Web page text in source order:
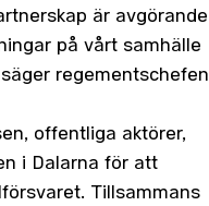
är avgörande
på vårt samhälle
regementschefen
offentliga aktörer,
i Dalarna för att
Tillsammans